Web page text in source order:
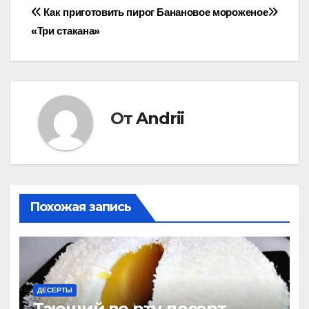
Навигация
по
Банановое мороженое
Как приготовить пирог
«‎Три стакана»‎
ОтAndrii
Похожая запись
ДЕСЕРТЫ